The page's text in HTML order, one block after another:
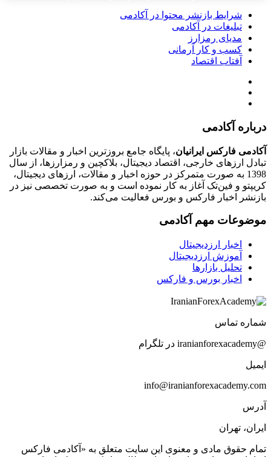
شرایط بازنشر محتوا در آکادمی
تبلیغات در آکادمی
مدیای رمزارز
کسب و کار آرمانی
آفتاب اقتصاد
درباره آکادمی
آکادمی فارکس ایرانیان، پایگاه جامع بروزترین اخبار و مقالات بازار
تبادل ارزهای خارجی، اقتصاد دیجیتال، بلاکچین و رمزارزها، از سال
1398 به صورت متمرکز در حوزه اخبار و مقالات، ارزهای‌ دیجیتال،
کریپتو و فین‌تک آغاز به کار نموده است و به صورت تخصصی نیز در
بازنشر اخبار فارکس و بورس فعالیت می‌کند.
موضوعات مهم آکادمی
اخبار ارزدیجیتال
آموزش ارزدیجیتال
تحلیل بازارها
اخبار بورس و فارکس
شماره تماس
@iranianforexacademy در تلگرام
ایمیل
info@iranianforexacademy.com
آدرس
ایران، تهران
تمام حقوق مادی و معنوی این سایت متعلق به «آکادمی فارکس